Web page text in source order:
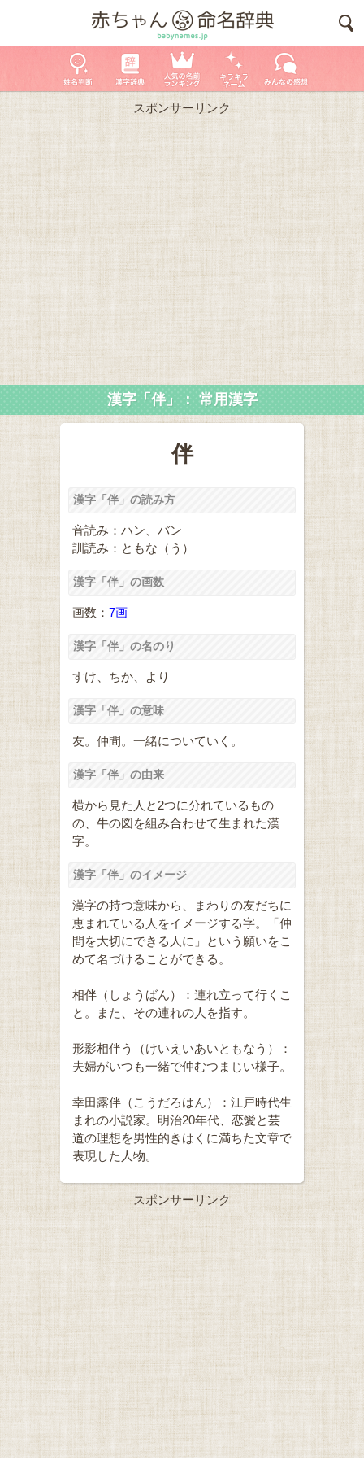
スポンサーリンク
漢字「伴」： 常用漢字
伴
漢字「伴」の読み方
音読み：ハン、バン
訓読み：ともな（う）
漢字「伴」の画数
画数： 7画
漢字「伴」の名のり
すけ、ちか、より
漢字「伴」の意味
友。仲間。一緒についていく。
漢字「伴」の由来
横から見た人と2つに分れているもの
の、牛の図を組み合わせて生まれた漢
字。
漢字「伴」のイメージ
漢字の持つ意味から、まわりの友だちに
恵まれている人をイメージする字。「仲
間を大切にできる人に」という願いをこ
めて名づけることができる。
相伴（しょうばん）：連れ立って行くこ
と。また、その連れの人を指す。
形影相伴う（けいえいあいともなう）：
夫婦がいつも一緒で仲むつまじい様子。
幸田露伴（こうだろはん）：江戸時代生
まれの小説家。明治20年代、恋愛と芸
道の理想を男性的きはくに満ちた文章で
表現した人物。
スポンサーリンク